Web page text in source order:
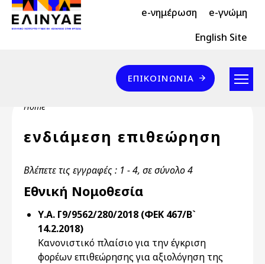
Skip to main content
Header Top 2 e-νημέρωση e-γνώμη
Header Top English Site
Επικοινωνία
ΕΠΙΚΟΙΝΩΝΊΑ
Breadcrumb
Home
ενδιάμεση επιθεώρηση
Βλέπετε τις εγγραφές : 1 - 4, σε σύνολο 4
Εθνική Νομοθεσία
Υ.Α. Γ9/9562/280/2018 (ΦΕΚ 467/Β`
14.2.2018)
Κανονιστικό πλαίσιο για την έγκριση
φορέων επιθεώρησης για αξιολόγηση της